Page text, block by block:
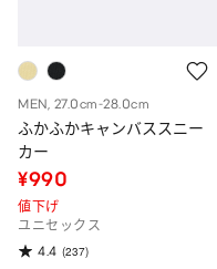
MEN, 27.0cm-28.0cm
ふかふかキャンバススニー
カー
¥990
値下げ
ユニセックス
4.4 (237)